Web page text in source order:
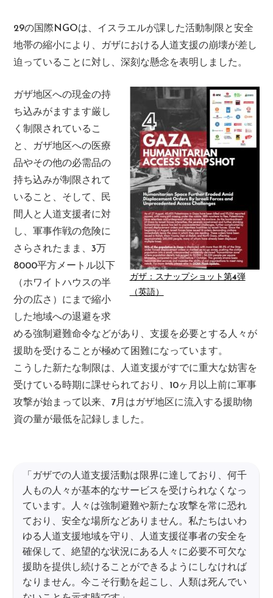
29の国際NGOは、イスラエルが課した活動制限と安全
地帯の縮小により、ガザにおける人道支援の崩壊が差し
迫っていることに対し、深刻な懸念を表明しました。
ガザ：スナップショット第4弾
（英語）
ガザ地区への現金の持
ち込みがますます厳し
く制限されているこ
と、ガザ地区への医療
品やその他の必需品の
持ち込みが制限されて
いること、そして、民
間人と人道支援者に対
し、軍事作戦の危険に
さらされたまま、3万
8000平方メートル以下
（ホワイトハウスの半
分の広さ）にまで縮小
した地域への退避を求
める強制避難命令などがあり、支援を必要とする人々が
援助を受けることが極めて困難になっています。
こうした新たな制限は、人道支援がすでに重大な妨害を
受けている時期に課せられており、10ヶ月以上前に軍事
攻撃が始まって以来、7月はガザ地区に流入する援助物
資の量が最低を記録しました。
「ガザでの人道支援活動は限界に達しており、何千
人もの人々が基本的なサービスを受けられなくなっ
ています。人々は強制避難や新たな攻撃を常に恐れ
ており、安全な場所などありません。私たちはいわ
ゆる人道支援地域を守り、人道支援従事者の安全を
確保して、絶望的な状況にある人々に必要不可欠な
援助を提供し続けることができるようにしなければ
なりません。今こそ行動を起こし、人類は死んでい